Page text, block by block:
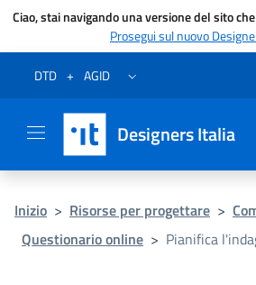
Ciao, stai navigando una versione del sito
Prosegui sul nuovo
Vai al menu
Vai al contenuto
Questa pagina è stata utile?
Vai al piede
Dichiarazione di accessibilità (link
DTD + AGID Apri/chiudi menu
Designers Italia
Inizio > Risorse per progettare >
Questionario online > Pianifica